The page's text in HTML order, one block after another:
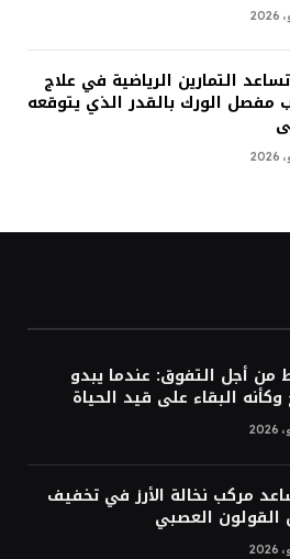
التمارين الرياضية في علاج
مفصل الورك بالقدر الذي يتوقعه
من أجل التفوق: عندما يبدو
وكأنه البقاء على قيد الحياة
مركب نخالة الأرز في تخفيف
القولون العصبي